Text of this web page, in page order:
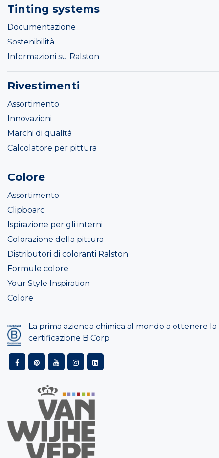
Tinting systems
Documentazione
Sostenibilità
Informazioni su Ralston
Rivestimenti
Assortimento
Innovazioni
Marchi di qualità
Calcolatore per pittura
Colore
Assortimento
Clipboard
Ispirazione per gli interni
Colorazione della pittura
Distributori di coloranti Ralston
Formule colore
Your Style Inspiration
Colore
La prima azienda chimica al mondo a ottenere la
certificazione B Corp